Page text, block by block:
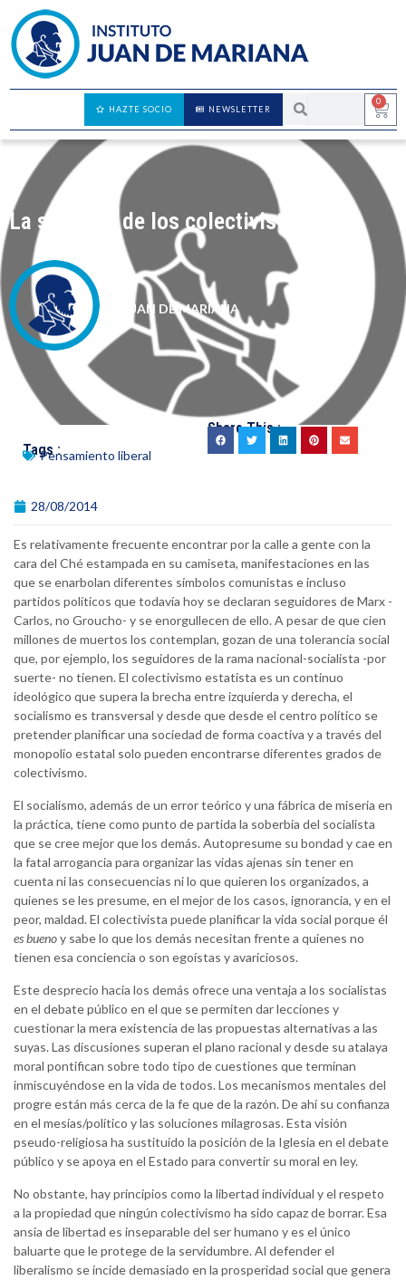
0
NEWSLETTER
HAZTE SOCIO
La soberbia de los colectivistas
JUAN DE MARIANA
Tags :Pensamiento liberal
Share This :
28/08/2014
Es relativamente frecuente encontrar por la calle a gente con la
cara del Ché estampada en su camiseta, manifestaciones en las
que se enarbolan diferentes símbolos comunistas e incluso
partidos políticos que todavía hoy se declaran seguidores de Marx -
Carlos, no Groucho- y se enorgullecen de ello. A pesar de que cien
millones de muertos los contemplan, gozan de una tolerancia social
que, por ejemplo, los seguidores de la rama nacional-socialista -por
suerte- no tienen. El colectivismo estatista es un continuo
ideológico que supera la brecha entre izquierda y derecha, el
socialismo es transversal y desde que desde el centro político se
pretender planificar una sociedad de forma coactiva y a través del
monopolio estatal solo pueden encontrarse diferentes grados de
colectivismo.
El socialismo, además de un error teórico y una fábrica de miseria en
la práctica, tiene como punto de partida la soberbia del socialista
que se cree mejor que los demás. Autopresume su bondad y cae en
la fatal arrogancia para organizar las vidas ajenas sin tener en
cuenta ni las consecuencias ni lo que quieren los organizados, a
quienes se les presume, en el mejor de los casos, ignorancia, y en el
peor, maldad. El colectivista puede planificar la vida social porque él
es buenoy sabe lo que los demás necesitan frente a quienes no
tienen esa conciencia o son egoístas y avariciosos.
Este desprecio hacia los demás ofrece una ventaja a los socialistas
en el debate público en el que se permiten dar lecciones y
cuestionar la mera existencia de las propuestas alternativas a las
suyas. Las discusiones superan el plano racional y desde su atalaya
moral pontifican sobre todo tipo de cuestiones que terminan
inmiscuyéndose en la vida de todos. Los mecanismos mentales del
progre están más cerca de la fe que de la razón. De ahí su confianza
en el mesías/político y las soluciones milagrosas. Esta visión
pseudo-religiosa ha sustituido la posición de la Iglesia en el debate
público y se apoya en el Estado para convertir su moral en ley.
No obstante, hay principios como la libertad individual y el respeto
a la propiedad que ningún colectivismo ha sido capaz de borrar. Esa
ansia de libertad es inseparable del ser humano y es el único
baluarte que le protege de la servidumbre. Al defender el
liberalismo se incide demasiado en la prosperidad social que genera